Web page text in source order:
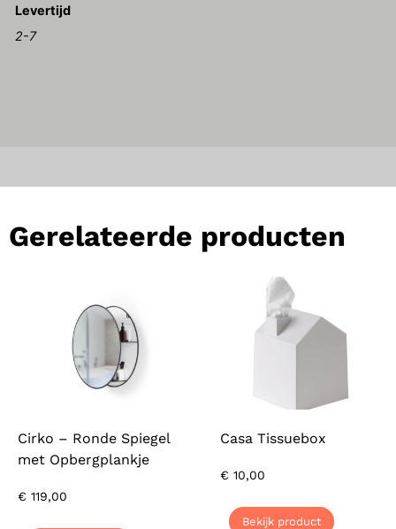
Levertijd
2-7
Gerelateerde producten
Cirko – Ronde Spiegel
met Opbergplankje
€ 119,00
Casa Tissuebox
€ 10,00
Bekijk product